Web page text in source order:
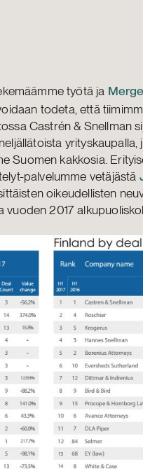
työtä ja
todeta, että
Castrén & Snellman
Suomen kakkosia.
palvelumme vetäjästä
oikeudellisten
vuoden 2017